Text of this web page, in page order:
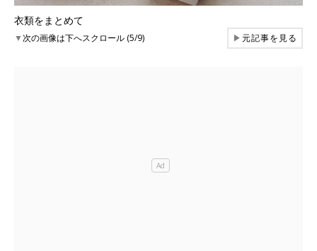
衣類をまとめて
▼次の画像は下へスクロール (5/9) ▶元記事を見る